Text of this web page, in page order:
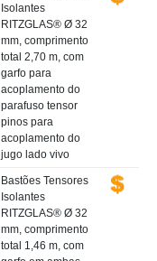
Isolantes
RITZGLAS® Ø 32
mm, comprimento
total 2,70 m, com
garfo para
acoplamento do
parafuso tensor
pinos para
acoplamento do
jugo lado vivo
Bastões Tensores
Isolantes
RITZGLAS® Ø 32
mm, comprimento
total 1,46 m, com